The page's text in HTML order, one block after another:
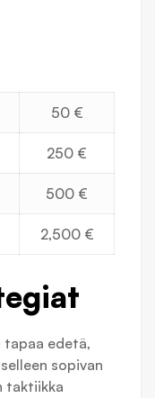
50 €
250 €
500 €
2,500 €
tapaa edetä,
sopivan
taktiikka